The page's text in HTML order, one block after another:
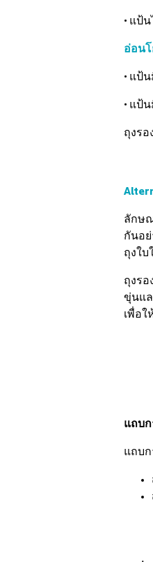
• แป้
อ่อน
• แป้
• แป้
ถุงรอ
ลักษ
กันอ
ถุงใบ
ถุงรอ
ขุ่นแล
เพื่อ
แถบ
แถบ